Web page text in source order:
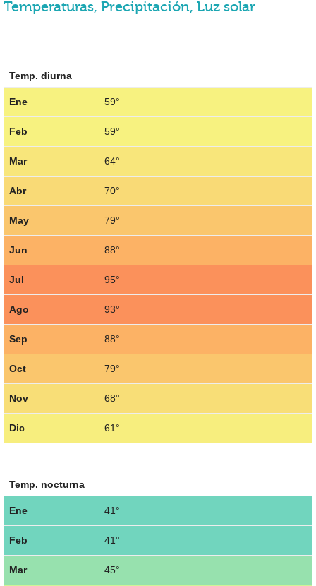
Temperaturas, Precipitación, Luz solar
Temp. diurna
Ene 59°
Feb 59°
Mar 64°
Abr 70°
May 79°
Jun 88°
Jul 95°
Ago 93°
Sep 88°
Oct 79°
Nov 68°
Dic 61°
Temp. nocturna
Ene 41°
Feb 41°
Mar 45°